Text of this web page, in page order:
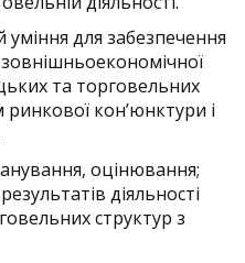
для забезпечення
зовнішньоекономічної
та торговельних
кон’юнктури і
оцінювання;
діяльності
структур з